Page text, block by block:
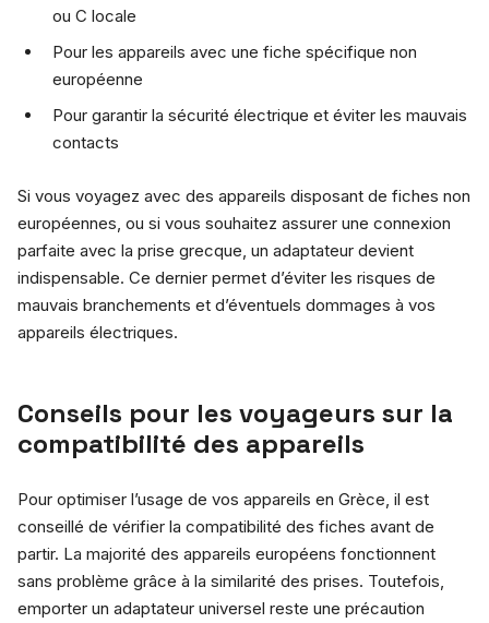
ou C locale
Pour les appareils avec une fiche spécifique non
européenne
Pour garantir la sécurité électrique et éviter les mauvais
contacts
Si vous voyagez avec des appareils disposant de fiches non
européennes, ou si vous souhaitez assurer une connexion
parfaite avec la prise grecque, un adaptateur devient
indispensable. Ce dernier permet d’éviter les risques de
mauvais branchements et d’éventuels dommages à vos
appareils électriques.
Conseils pour les voyageurs sur la
compatibilité des appareils
Pour optimiser l’usage de vos appareils en Grèce, il est
conseillé de vérifier la compatibilité des fiches avant de
partir. La majorité des appareils européens fonctionnent
sans problème grâce à la similarité des prises. Toutefois,
emporter un adaptateur universel reste une précaution